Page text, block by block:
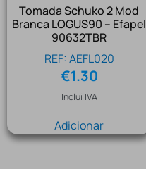
Tomada Schuko 2 Mod
Branca LOGUS90 – Efapel
90632TBR
REF: AEFL020
€1.30
Inclui IVA
Adicionar